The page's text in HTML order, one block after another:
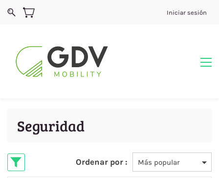
Iniciar sesión
Seguridad
Ordenar por :